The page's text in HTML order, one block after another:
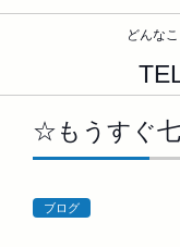
どんな
☆もうすぐ
ブログ